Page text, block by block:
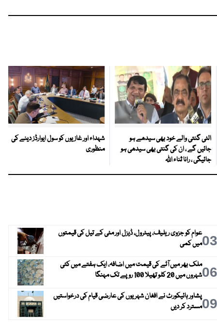
الٹی گنتی والے خود بھی سیدھے ہو
جائیں گے ، ان کی گنتی بھی سیدھی ہو
جائیگی ، رانا ثناء اللہ
شہداء اور غازیوں کو سول ایوارڈز دینے کی
منظوری
03عوام کو جزوی ریلیف، پیٹرول، ڈیزل اور مٹی کے تیل کی قیمتوں
میں کمی
06ملک بھر میں آٹے کی قیمت میں اضافہ، ایک ہفتے میں کئی
شہروں میں 20 کلو تھیلا 100 روپے تک مہنگا
09پشاور ہائیکورٹ نے افغان شہریوں کی عارضی قیام کی درخواستیں
مسترد کر دیں